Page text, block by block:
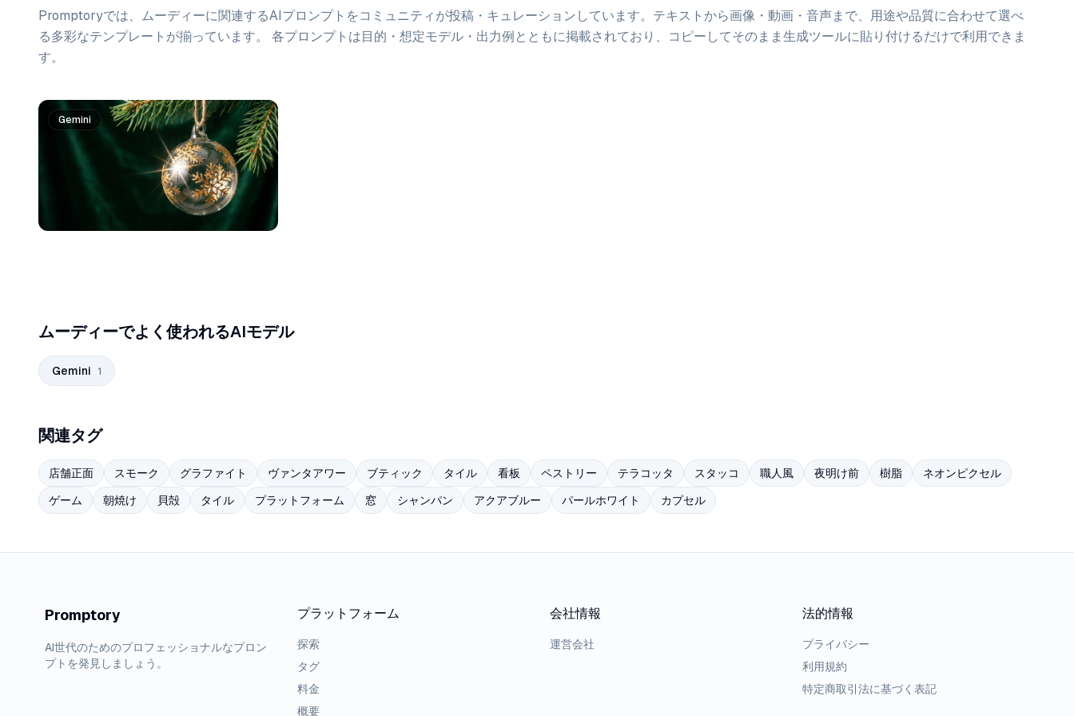
Promptoryでは、 ムーディーに関連するAIプロンプトをコミュニティが投稿・キュレーションしています。 テキストから画像・動画・音声まで、用途や品質に合わせて選べ
る多彩なテンプレートが揃っています。 各プロンプトは目的・想定モデル・出力例とともに掲載されており、コピーしてそのまま生成ツールに貼り付けるだけで利用できま
す。
プロンプト一覧
Gemini
ムーディーでよく使われるAIモデル
Gemini 1
関連タグ
店舗正面 スモーク グラファイト ヴァンタアワー ブティック タイル 看板 ペストリー テラコッタ スタッコ 職人風 夜明け前 樹脂
ネオンピクセル
ゲーム
朝焼け 貝殻 タイル プラットフォーム 窓 シャンパン アクアブルー パールホワイト カプセル
Promptory
AI世代のためのプロフェッショナルなプロン
プトを発見しましょう。
プラットフォーム
探索
タグ
料金
概要
会社情報
運営会社
法的情報
プライバシー
利用規約
特定商取引法に基づく表記